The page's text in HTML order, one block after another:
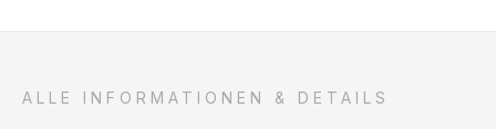
ALLE INFORMATIONEN & DETAILS